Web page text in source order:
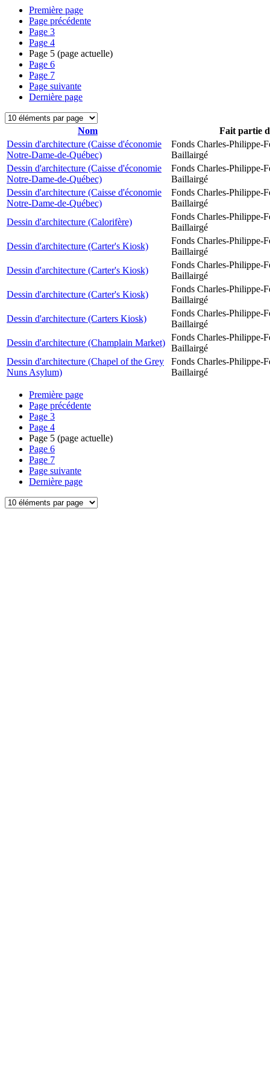
Première page
Page précédente
Page 3
Page 4
Page 5 (page actuelle)
Page 6
Page 7
Page suivante
Dernière page
Nom
Fait partie
Dessin d'architecture (Caisse d'économie
Notre-Dame-de-Québec)
Fonds Charles-Philippe-
Baillairgé
Dessin d'architecture (Caisse d'économie
Notre-Dame-de-Québec)
Fonds Charles-Philippe-
Baillairgé
Dessin d'architecture (Caisse d'économie
Notre-Dame-de-Québec)
Fonds Charles-Philippe-
Baillairgé
Dessin d'architecture (Calorifère)
Fonds Charles-Philippe-
Baillairgé
Dessin d'architecture (Carter's Kiosk)
Fonds Charles-Philippe-
Baillairgé
Dessin d'architecture (Carter's Kiosk)
Fonds Charles-Philippe-
Baillairgé
Dessin d'architecture (Carter's Kiosk)
Fonds Charles-Philippe-
Baillairgé
Dessin d'architecture (Carters Kiosk)
Fonds Charles-Philippe-
Baillairgé
Dessin d'architecture (Champlain Market)
Fonds Charles-Philippe-
Baillairgé
Dessin d'architecture (Chapel of the Grey
Nuns Asylum)
Fonds Charles-Philippe-
Baillairgé
Première page
Page précédente
Page 3
Page 4
Page 5 (page actuelle)
Page 6
Page 7
Page suivante
Dernière page